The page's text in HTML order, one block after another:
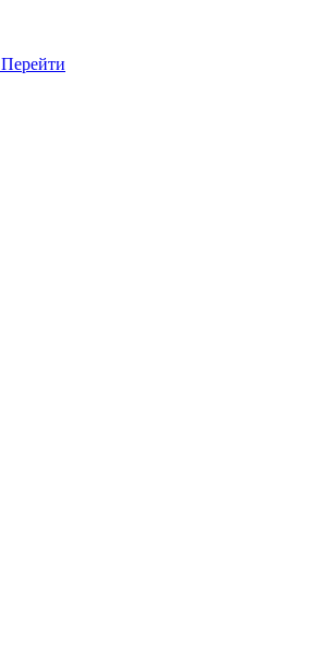
Перейти